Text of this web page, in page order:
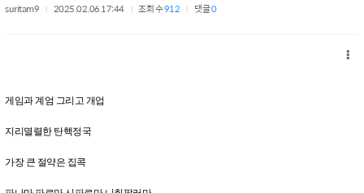
suritam9 2025.02.06 17:44 조회 수912 댓글0
게임과 계엄 그리고 개업
지리멸렬한 탄핵정국
가장 큰 절약은 집콕